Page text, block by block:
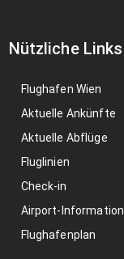
Nützliche Links
Flughafen Wien
Aktuelle Ankünfte
Aktuelle Abflüge
Fluglinien
Check-in
Airport-Information
Flughafenplan